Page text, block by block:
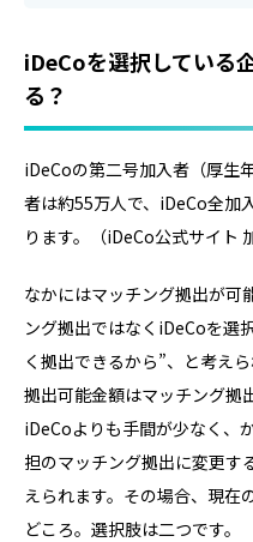
iDeCoを選択している
る？
iDeCoの第二号加入者（厚生
者は約55万人で、iDeCo全加
ります。（iDeCo公式サイト
なかにはマッチング拠出が可
ング拠出ではなくiDeCoを選
く拠出できるから”、と考え
拠出可能金額はマッチング拠
iDeCoよりも手間が少なく、
担のマッチング拠出に変更す
えられます。その場合、現在
どころ。選択肢は二つです。